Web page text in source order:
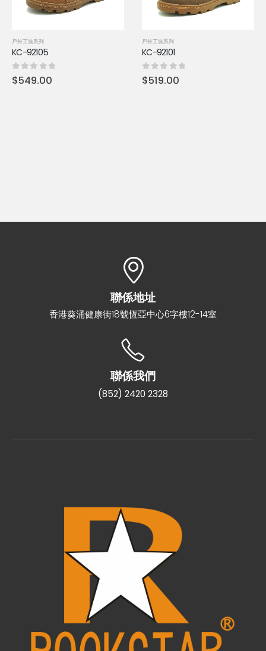
戶外工裝系列
KC-92105
0out of 5
$549.00
戶外工裝系列
KC-92101
0out of 5
$519.00
聯係地址
香港葵涌健康街18號恆亞中心6字樓12-14室
聯係我們
(852) 2420 2328